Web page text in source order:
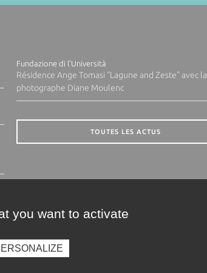
Fundazione di l'Università
Résidence Ange Tomasi "Lagune and Zeste" avec la
photographe Diane Moulenc
TOUTES LES ACTUS
you want to activate